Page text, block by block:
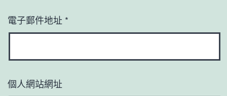
電子郵件地址 *
個人網站網址